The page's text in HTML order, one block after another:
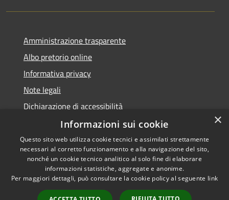
Amministrazione trasparente
Albo pretorio online
Informativa privacy
Note legali
Dichiarazione di accessibilità
Accessibilità
Privacy
Copyright © 2026 • Comune di
Cerro al Lambro • Powered by
Municipium•Accesso
redazione
×
Informazioni sui cookie
Questo sito web utilizza cookie tecnici e assimilati strettamente
necessari al corretto funzionamento e alla navigazione del sito,
nonché un cookie tecnico analitico al solo fine di elaborare
informazioni statistiche, aggregate e anonime.
Per maggiori dettagli, può consultare la cookie policy al seguente link